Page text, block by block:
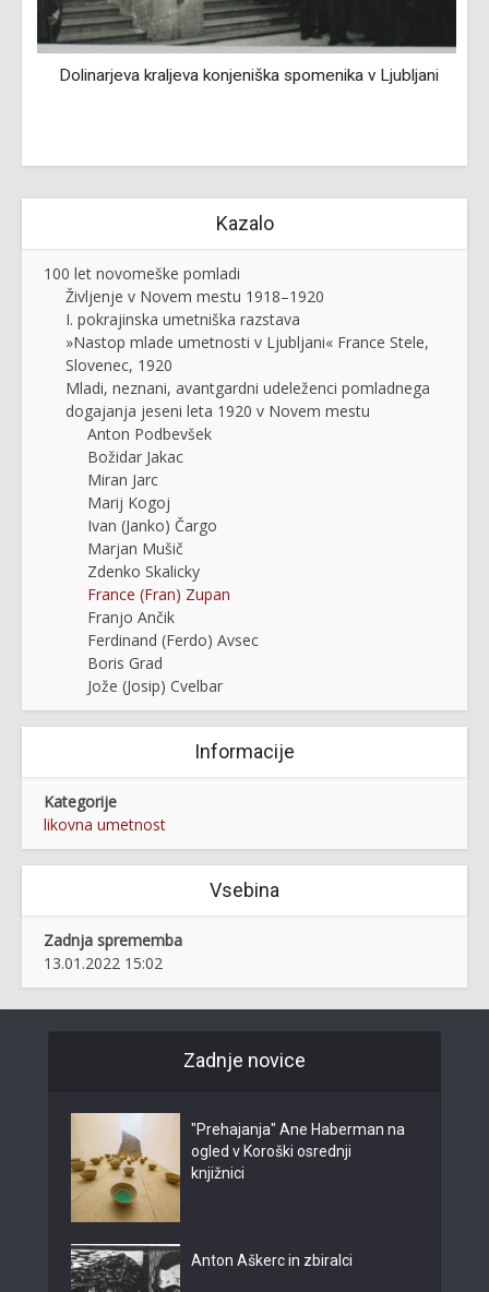
Dolinarjeva kraljeva konjeniška spomenika v Ljubljani
Kazalo
100 let novomeške pomladi
Življenje v Novem mestu 1918–1920
I. pokrajinska umetniška razstava
»Nastop mlade umetnosti v Ljubljani« France Stele,
Slovenec, 1920
Mladi, neznani, avantgardni udeleženci pomladnega
dogajanja jeseni leta 1920 v Novem mestu
Anton Podbevšek
Božidar Jakac
Miran Jarc
Marij Kogoj
Ivan (Janko) Čargo
Marjan Mušič
Zdenko Skalicky
France (Fran) Zupan
Franjo Ančik
Ferdinand (Ferdo) Avsec
Boris Grad
Jože (Josip) Cvelbar
Informacije
Kategorije
likovna umetnost
Vsebina
Zadnja sprememba
13.01.2022 15:02
Zadnje novice
"Prehajanja" Ane Haberman na
ogled v Koroški osrednji
knjižnici
Anton Aškerc in zbiralci